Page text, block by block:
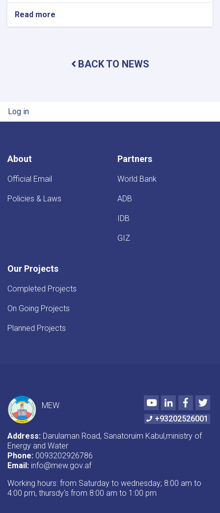
Read more
Energy
Works
BACK TO NEWS
User account menu
Log in
About
Official Email
Policies & Laws
Partners
World Bank
ADB
IDB
GIZ
Our Projects
Completed Projects
On Going Projects
Planned Projects
MEW
YoutubeLinkedIn
+93202526001
Address: Darulaman Road, Sanatoruim Kabul,ministry of
Energy and Water
Phone: 0093202926786
Email: info@mew.gov.af
Working hours: from Saturday to wednesday; 8:00 am to
4:00 pm, thursdy's from 8:00 am to 1:00 pm